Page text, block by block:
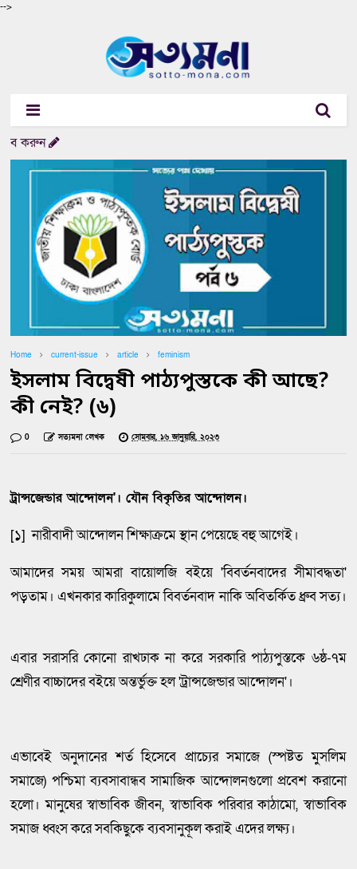
-->
Home current-issue article feminism
ইসলাম বিদ্বেষী পাঠ্যপুস্তকে কী আছে?
কী নেই? (৬)
0 সত্যমনা লেখক সোমবার, ১৬ জানুয়ারি, ২০২৩
ট্রান্সজেন্ডার আন্দোলন'। যৌন বিকৃতির আন্দোলন।
[১] নারীবাদী আন্দোলন শিক্ষাক্রমে স্থান পেয়েছে বহু আগেই।
আমাদের সময় আমরা বায়োলজি বইয়ে 'বিবর্তনবাদের সীমাবদ্ধতা'
পড়তাম। এখনকার কারিকুলামে বিবর্তনবাদ নাকি অবিতর্কিত ধ্রুব সত্য।
এবার সরাসরি কোনো রাখঢাক না করে সরকারি পাঠ্যপুস্তকে ৬ষ্ঠ-৭ম
শ্রেণীর বাচ্চাদের বইয়ে অন্তর্ভুক্ত হল 'ট্রান্সজেন্ডার আন্দোলন'।
এভাবেই অনুদানের শর্ত হিসেবে প্রাচ্যের সমাজে (স্পষ্টত মুসলিম
সমাজে) পশ্চিমা ব্যবসাবান্ধব সামাজিক আন্দোলনগুলো প্রবেশ করানো
হলো। মানুষের স্বাভাবিক জীবন, স্বাভাবিক পরিবার কাঠামো, স্বাভাবিক
সমাজ ধ্বংস করে সবকিছুকে ব্যবসানুকূল করাই এদের লক্ষ্য।